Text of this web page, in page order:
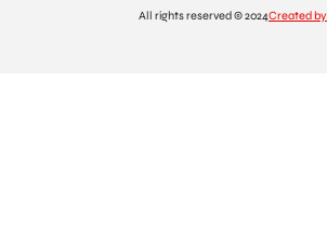
All rights reserved © 2024Created